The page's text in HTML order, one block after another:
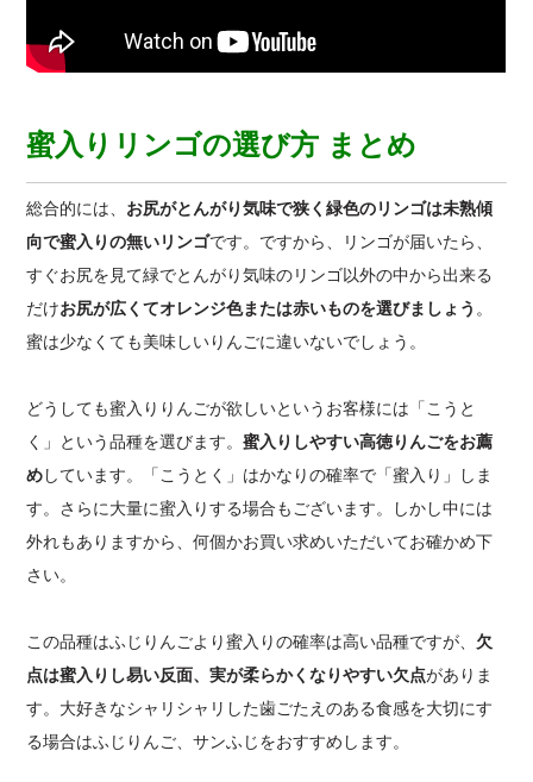
蜜入りリンゴの選び方 まとめ
総合的には、 お尻がとんがり気味で狭く緑色のリンゴは未熟傾
向で蜜入りの無いリンゴです。ですから、リンゴが届いたら、
すぐお尻を見て緑でとんがり気味のリンゴ以外の中から出来る
だけお尻が広くてオレンジ色または赤いものを選びましょう 。
蜜は少なくても美味しいりんごに違いないでしょう。
どうしても蜜入りりんごが欲しいというお客様には「こうと
く」という品種を選びます。蜜入りしやすい高徳りんごをお薦
めしています。「こうとく」はかなりの確率で「蜜入り」しま
す。さらに大量に蜜入りする場合もございます。しかし中には
外れもありますから、何個かお買い求めいただいてお確かめ下
さい。
この品種はふじりんごより蜜入りの確率は高い品種ですが、 欠
点は蜜入りし易い反面、実が柔らかくなりやすい欠点がありま
す。大好きなシャリシャリした歯ごたえのある食感を大切にす
る場合はふじりんご、サンふじをおすすめします。